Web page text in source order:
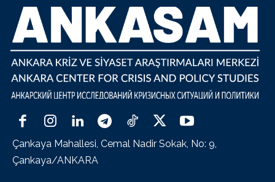
Çankaya Mahallesi, Cemal Nadir Sokak, No: 9,
Çankaya/ANKARA